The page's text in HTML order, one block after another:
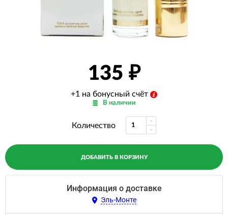
135
+1 на бонусный счёт
В наличии
Количество
ДОБАВИТЬ В КОРЗИНУ
Информация о доставке
Эль-Монте